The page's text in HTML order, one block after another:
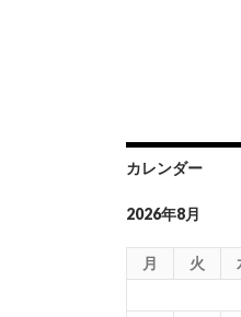
カレンダー
2026年8月
月 火